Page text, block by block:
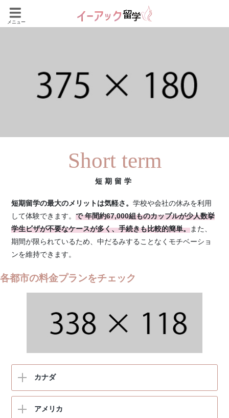
メニュー
短期留学
短期留学の最大のメリットは気軽さ。学校や会社の休みを利用
して体験できます。で 年間約67,000組ものカップルが少人数挙
学生ビザが不要なケースが多く、手続きも比較的簡単。また、
期間が限られているため、中だるみすることなくモチベーショ
ンを維持できます。
各都市の料金プランをチェック
カナダ
バンクーバー
パウエルリバー
ケロウナ
ウィニペグ
アメリカ
サンフランシスコ
ニューヨーク
シドニー
パース
ケアンズ
オックスフォード
ブライトン
ボーンマス